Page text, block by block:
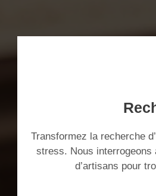
Transformez la recherche
stress. Nous interrogeons
d’artisans pour